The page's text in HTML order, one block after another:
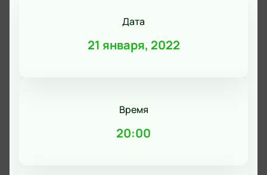
Дата
21 января, 2022
Время
20:00